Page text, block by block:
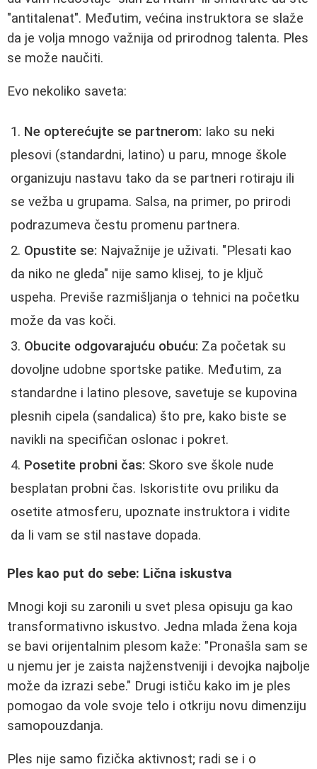
"antitalenat". Međutim, većina instruktora se slaže
da je volja mnogo važnija od prirodnog talenta. Ples
se može naučiti.
Evo nekoliko saveta:
Ne opterećujte se partnerom: Iako su neki
plesovi (standardni, latino) u paru, mnoge škole
organizuju nastavu tako da se partneri rotiraju ili
se vežba u grupama. Salsa, na primer, po prirodi
podrazumeva čestu promenu partnera.
Opustite se: Najvažnije je uživati. "Plesati kao
da niko ne gleda" nije samo klisej, to je ključ
uspeha. Previše razmišljanja o tehnici na početku
može da vas koči.
Obucite odgovarajuću obuću: Za početak su
dovoljne udobne sportske patike. Međutim, za
standardne i latino plesove, savetuje se kupovina
plesnih cipela (sandalica) što pre, kako biste se
navikli na specifičan oslonac i pokret.
Posetite probni čas: Skoro sve škole nude
besplatan probni čas. Iskoristite ovu priliku da
osetite atmosferu, upoznate instruktora i vidite
da li vam se stil nastave dopada.
Ples kao put do sebe: Lična iskustva
Mnogi koji su zaronili u svet plesa opisuju ga kao
transformativno iskustvo. Jedna mlada žena koja
se bavi orijentalnim plesom kaže: "Pronašla sam se
u njemu jer je zaista najženstveniji i devojka najbolje
može da izrazi sebe." Drugi ističu kako im je ples
pomogao da vole svoje telo i otkriju novu dimenziju
samopouzdanja.
Ples nije samo fizička aktivnost; radi se i o